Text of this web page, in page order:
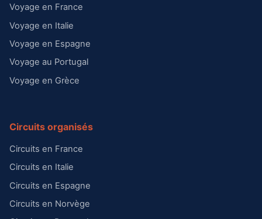
Voyage en France
Voyage en Italie
Voyage en Espagne
Voyage au Portugal
Voyage en Grèce
Circuits organisés
Circuits en France
Circuits en Italie
Circuits en Espagne
Circuits en Norvège